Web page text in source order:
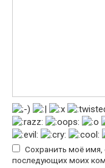
Сохранить моё имя,
последующих моих